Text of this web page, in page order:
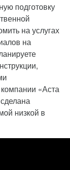
подготовку
на услугах
на
«Аста
низкой в